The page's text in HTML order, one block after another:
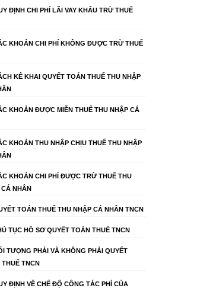
ĐỊNH CHI PHÍ LÃI VAY KHẤU TRỪ THUẾ
KHOẢN CHI PHÍ KHÔNG ĐƯỢC TRỪ THUẾ
KÊ KHAI QUYẾT TOÁN THUẾ THU NHẬP
KHOẢN ĐƯỢC MIỄN THUẾ THU NHẬP CÁ
KHOẢN THU NHẬP CHỊU THUẾ THU NHẬP
KHOẢN CHI PHÍ ĐƯỢC TRỪ THUẾ THU
NHÂN
TOÁN THUẾ THU NHẬP CÁ NHÂN TNCN
TỤC HỒ SƠ QUYẾT TOÁN THUẾ TNCN
TƯỢNG PHẢI VÀ KHÔNG PHẢI QUYẾT
TNCN
ĐỊNH VỀ CHẾ ĐỘ CÔNG TÁC PHÍ CỦA